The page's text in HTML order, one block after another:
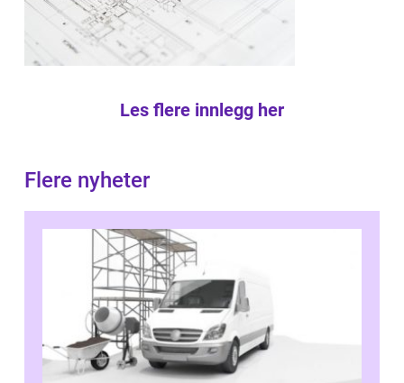
Les flere innlegg her
Flere nyheter